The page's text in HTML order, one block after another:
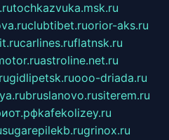
tochkazvuka.msk.ru
clubtibet.ruorior-aks.ru
carlines.ruflatnsk.ru
astroline.net.ru
gidlipetsk.ruooo-driada.ru
bruslanovo.rusiterem.ru
kafekolizey.ru
sugarepilekb.rugrinox.ru